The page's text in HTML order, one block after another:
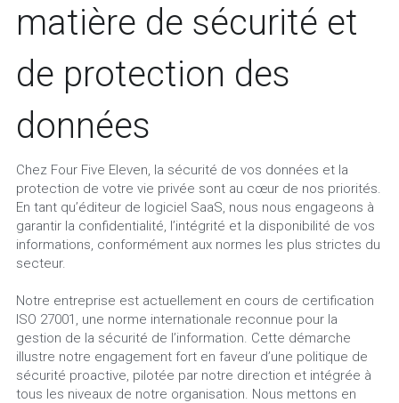
matière de sécurité et
de protection des
données
Chez Four Five Eleven, la sécurité de vos données et la
protection de votre vie privée sont au cœur de nos priorités.
En tant qu’éditeur de logiciel SaaS, nous nous engageons à
garantir la confidentialité, l’intégrité et la disponibilité de vos
informations, conformément aux normes les plus strictes du
secteur.
Notre entreprise est actuellement en cours de certification
ISO 27001, une norme internationale reconnue pour la
gestion de la sécurité de l’information. Cette démarche
illustre notre engagement fort en faveur d’une politique de
sécurité proactive, pilotée par notre direction et intégrée à
tous les niveaux de notre organisation. Nous mettons en